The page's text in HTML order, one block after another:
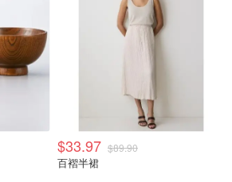
$33.97 $89.90
百褶半裙